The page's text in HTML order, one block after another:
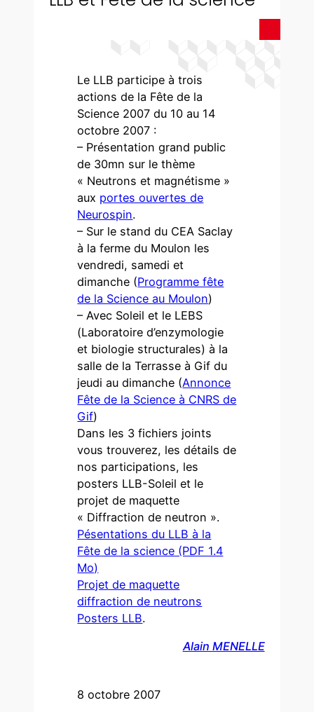
8 octobre 2007
Le LLB participe à trois
actions de la Fête de la
Science 2007 du 10 au 14
octobre 2007 :
– Présentation grand public
de 30mn sur le thème
« Neutrons et magnétisme »
aux portes ouvertes de
Neurospin.
– Sur le stand du CEA Saclay
à la ferme du Moulon les
vendredi, samedi et
dimanche (Programme fête
de la Science au Moulon)
– Avec Soleil et le LEBS
(Laboratoire d’enzymologie
et biologie structurales) à la
salle de la Terrasse à Gif du
jeudi au dimanche (Annonce
Fête de la Science à CNRS de
Gif)
Dans les 3 fichiers joints
vous trouverez, les détails de
nos participations, les
posters LLB-Soleil et le
projet de maquette
« Diffraction de neutron ».
Pésentations du LLB à la
Fête de la science (PDF 1.4
Mo)
Projet de maquette
diffraction de neutrons
Posters LLB.
Alain MENELLE